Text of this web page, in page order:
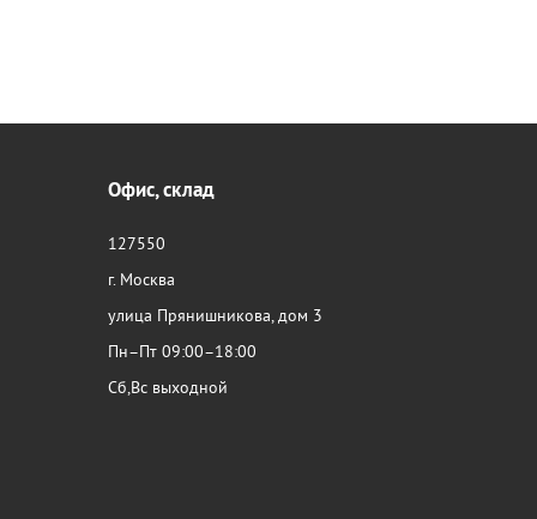
Офис, склад
127550
г. Москва
улица Прянишникова, дом 3
Пн–Пт 09:00–18:00
Сб,Вс выходной